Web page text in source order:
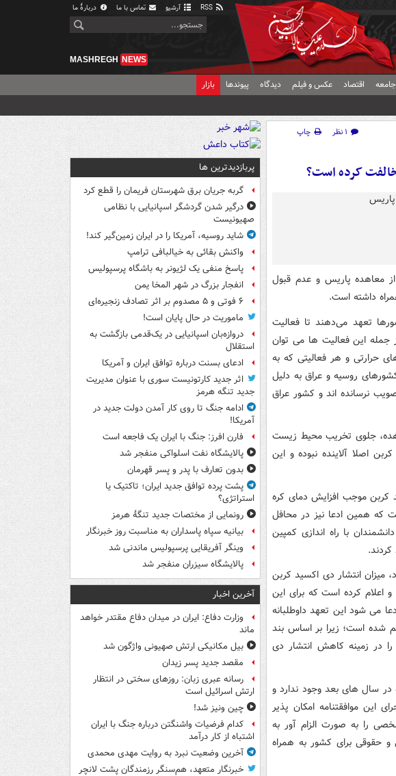
آرشیو تماس با ما دربارهٔ ما
MASHREGH NEWS
جامعه اقتصاد عکس و فیلم دیدگاه پیوندها بازار
۱ نظر
چاپ
کرده است؟
معاهده پاریس و عدم قبول
داشته است.
تعهد می‌دهند تا فعالیت
جمله این فعالیت ها می توان
حرارتی و هر فعالیتی که به
روسیه و عراق به دلیل
نرسانده اند و کشور عراق
جلوی تخریب محیط زیست
اصلا آلاینده نبوده و این
کربن موجب افزایش دمای کره
که همین ادعا نیز در محافل
با راه اندازی کمپین
میزان انتشار دی اکسید کربن
۴ درصد کاهش دهد و اعلام کرده است که برای این
ادعا می شود این تعهد داوطلبانه
شده است؛ زیرا بر اساس بند
را در زمینه کاهش انتشار دی
ارائه شده در سال های بعد وجود ندارد و
این موافقتنامه امکان پذیر
را به صورت الزام آور به
حقوقی برای کشور به همراه
پربازدیدترین ها
گربه جریان برق شهرستان فریمان را قطع کرد
درگیر شدن گردشگر اسپانیایی با نظامی
صهیونیست
شاید روسیه، آمریکا را در ایران زمین‌گیر کند!
واکنش بقائی به خیالبافی ترامپ
پاسخ منفی یک لژیونر به باشگاه پرسپولیس
انفجار بزرگ در شهر المخا یمن
۶ فوتی و ۵ مصدوم بر اثر تصادف زنجیره‌ای
ماموریت در حال پایان است!
دروازه‌بان اسپانیایی در یک‌قدمی بازگشت به
استقلال
ادعای بسنت درباره توافق ایران و آمریکا
اثر جدید کارتونیست سوری با عنوان مدیریت
جدید تنگه هرمز
ادامه جنگ تا روی کار آمدن دولت جدید در
آمریکا!
فارن افرز: جنگ با ایران یک فاجعه است
پالایشگاه نفت اسلواکی منفجر شد
بدون تعارف با پدر و پسر قهرمان
پشت پرده توافق جدید ایران؛ تاکتیک یا
استراتژی؟
رونمایی از مختصات جدید تنگۀ هرمز
بیانیه سپاه پاسداران به مناسبت روز خبرنگار
وینگر آفریقایی پرسپولیس ماندنی شد
پالایشگاه سیزران منفجر شد
آخرین اخبار
وزارت دفاع: ایران در میدان دفاع مقتدر خواهد
ماند
بیل مکانیکی ارتش صهیونی واژگون شد
مقصد جدید پسر زیدان
رسانه عبری زبان: روزهای سختی در انتظار
ارتش اسرائیل است
چین ونیز شد!
کدام فرضیات واشنگتن درباره جنگ با ایران
اشتباه از کار درآمد
آخرین وضعیت نبرد به روایت مهدی محمدی
خبرنگار متعهد، هم‌سنگر رزمندگان پشت لانچر